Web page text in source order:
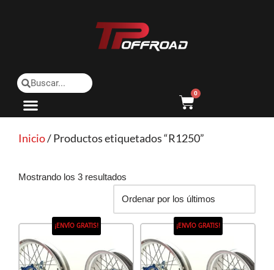
0
Inicio/ Productos etiquetados “R1250”
Mostrando los 3 resultados
¡ENVÍO GRATIS! ¡ENVÍO GRATIS!